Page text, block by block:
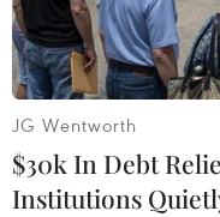
JG Wentworth
$30k In Debt
Institutions